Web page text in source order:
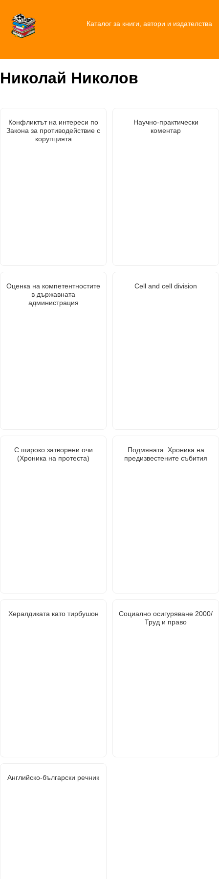
Каталог за книги, автори и издателства
Николай Николов
Конфликтът на интереси по
Закона за противодействие с
корупцията
Научно-практически
коментар
Оценка на компетентностите
в държавната
администрация
Cell and cell division
С широко затворени очи
(Хроника на протеста)
Подмяната. Хроника на
предизвестените събития
Хералдиката като тирбушон
Социално осигуряване 2000/
Труд и право
Английско-български речник